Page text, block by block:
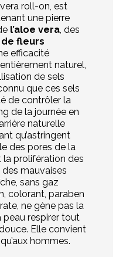
vera roll-on,est
unepierre
l’aloe vera,des
defleurs
efficacité
entièrementnaturel,
desels
quecessels
decontrôlerla
delajournéeen
naturelle
qu’astringent
desporesdela
laproliférationdes
desmauvaises
sansgaz
colorant,paraben
negènepasla
peaurespirertout
Elleconvient
qu’aux hommes.